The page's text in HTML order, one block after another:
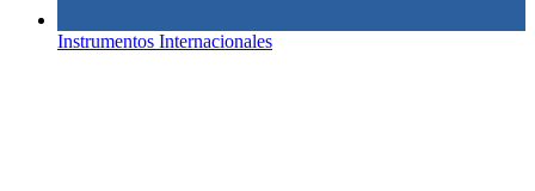
Instrumentos Internacionales